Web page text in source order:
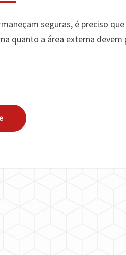
seguras, é preciso que
quanto a área externa devem
Read More